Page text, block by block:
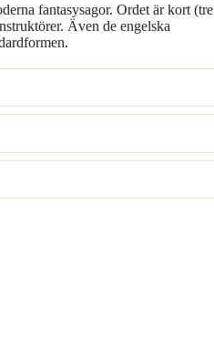
fantasysagor. Ordet är kort (tre
Även de engelska